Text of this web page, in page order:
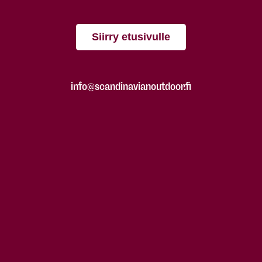
Siirry etusivulle
info@scandinavianoutdoor.fi